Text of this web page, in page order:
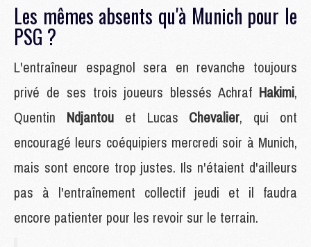
Les mêmes absents qu'à Munich pour le
PSG ?
L'entraîneur espagnol sera en revanche toujours
privé de ses trois joueurs blessés Achraf Hakimi,
Quentin Ndjantou et Lucas Chevalier, qui ont
encouragé leurs coéquipiers mercredi soir à Munich,
mais sont encore trop justes. Ils n'étaient d'ailleurs
pas à l'entraînement collectif jeudi et il faudra
encore patienter pour les revoir sur le terrain.